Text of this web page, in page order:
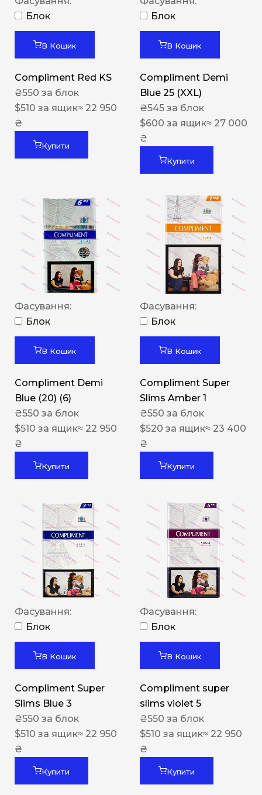
Блок
В Кошик
Compliment Red KS
₴550 за блок
$510 за ящик≈ 22 950
₴
Купити
Блок
В Кошик
Compliment Demi
Blue 25 (XXL)
₴545 за блок
$600 за ящик≈ 27 000
₴
Купити
Фасування:
Блок
В Кошик
Compliment Demi
Blue (20) (6)
₴550 за блок
$510 за ящик≈ 22 950
₴
Купити
Фасування:
Блок
В Кошик
Compliment Super
Slims Amber 1
₴550 за блок
$520 за ящик≈ 23 400
₴
Купити
Фасування:
Блок
В Кошик
Compliment Super
Slims Blue 3
₴550 за блок
$510 за ящик≈ 22 950
₴
Купити
Фасування:
Блок
В Кошик
Compliment super
slims violet 5
₴550 за блок
$510 за ящик≈ 22 950
₴
Купити